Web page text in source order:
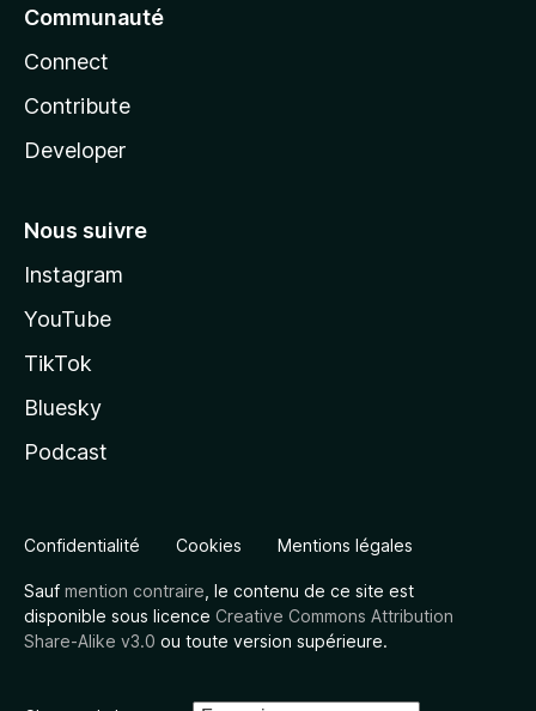
Communauté
Connect
Contribute
Developer
Nous suivre
Instagram
YouTube
TikTok
Bluesky
Podcast
Confidentialité Cookies Mentions légales
Sauf mention contraire , le contenu de ce site est
disponible sous licence Creative Commons Attribution
Share-Alike v3.0 ou toute version supérieure.